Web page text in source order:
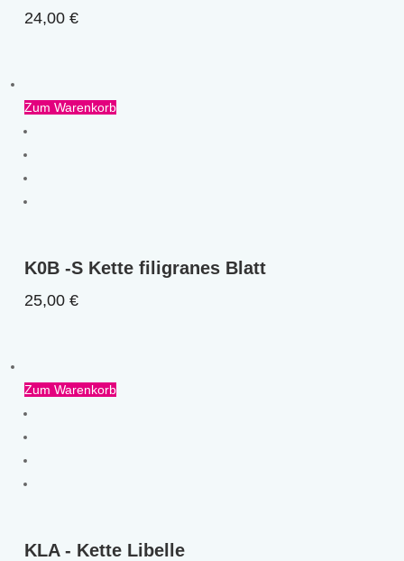
24,00€
Zum Warenkorb
K0B -S Kette filigranes Blatt
25,00€
Zum Warenkorb
KLA - Kette Libelle